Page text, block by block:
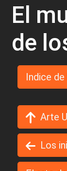
El
de
Indice
Arte
Los